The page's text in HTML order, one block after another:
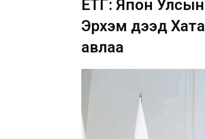
ЕТГ: Япон
Эрхэм дээд
авлаа